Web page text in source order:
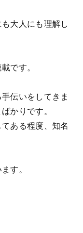
大人にも理解し
です。
伝いをしてきま
かりです。
ある程度、知名
す。